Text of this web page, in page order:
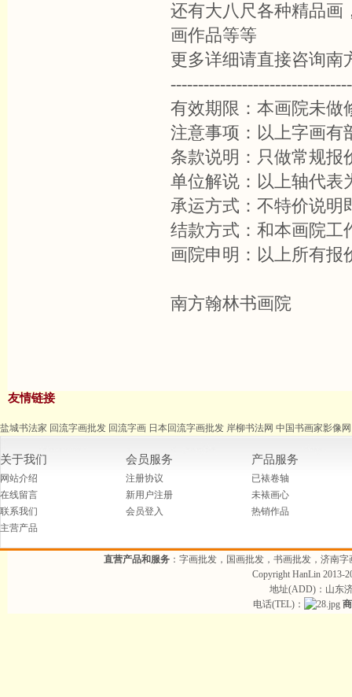
还有大八尺各种精品画
画作品等等
更多详细请直接咨询南
有效期限：本画院未做
注意事项：以上字画有
条款说明：只做常规报
单位解说：以上轴代表
承运方式：不特价说明
结款方式：和本画院工
画院申明：以上所有报
南方翰林书画院
友情链接
盐城书法家 回流字画批发 回流字画 日本回流字画批发 岸柳书法网 中国书画家影像网
关于我们
网站介绍
在线留言
联系我们
主营产品
会员服务
注册协议
新用户注册
会员登入
产品服务
已裱卷轴
未裱画心
热销作品
直营产品和服务 ：字画批发，国画批发，书画批发，济南
Copyright HanLin 2013-
地址(ADD)：山东
电话(TEL)：